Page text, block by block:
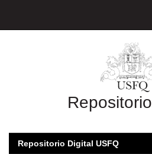
Repositorio
Repositorio Digital USFQ